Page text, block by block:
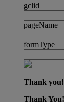
gclid
pageName
formType
Thank you!
Thank You!